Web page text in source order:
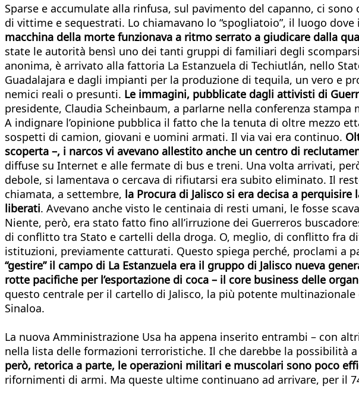
Sparse e accumulate alla rinfusa, sul pavimento del capanno, ci
di vittime e sequestrati. Lo chiamavano lo “spogliatoio”, il luogo
macchina della morte funzionava a ritmo serrato a giudicare dalla
state le autorità bensì uno dei tanti gruppi di familiari degli
anonima, è arrivato alla fattoria La Estanzuela di Techiutlán, nello
Guadalajara e dagli impianti per la produzione di tequila, un vero e
nemici reali o presunti. Le immagini, pubblicate dagli attivisti di
presidente, Claudia Scheinbaum, a parlarne nella conferenza
A indignare l’opinione pubblica il fatto che la tenuta di oltre mezzo
sospetti di camion, giovani e uomini armati. Il via vai era continuo.
scoperta –, i narcos vi avevano allestito anche un centro di
diffuse su Internet e alle fermate di bus e treni. Una volta arrivati,
debole, si lamentava o cercava di rifiutarsi era subito eliminato. Il
chiamata, a settembre, la Procura di Jalisco si era decisa a
liberati. Avevano anche visto le centinaia di resti umani, le fosse
Niente, però, era stato fatto fino all’irruzione dei Guerreros
di conflitto tra Stato e cartelli della droga. O, meglio, di conflitto fra
istituzioni, previamente catturati. Questo spiega perché, proclami a
“gestire” il campo di La Estanzuela era il gruppo di Jalisco nueva
rotte pacifiche per l’esportazione di coca – il core business delle
questo centrale per il cartello di Jalisco, la più potente
Sinaloa.
La nuova Amministrazione Usa ha appena inserito entrambi – con
nella lista delle formazioni terroristiche. Il che darebbe la possibilità
però, retorica a parte, le operazioni militari e muscolari sono poco
rifornimenti di armi. Ma queste ultime continuano ad arrivare, per il